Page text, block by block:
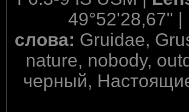
49°52'28,67" |
слова: Gruidae,
nature, nobody,
черный,